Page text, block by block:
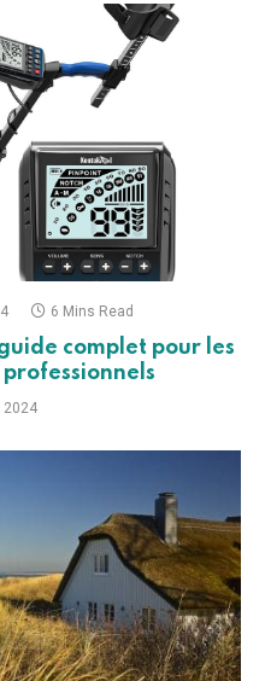
6 Mins Read
complet pour les
2024